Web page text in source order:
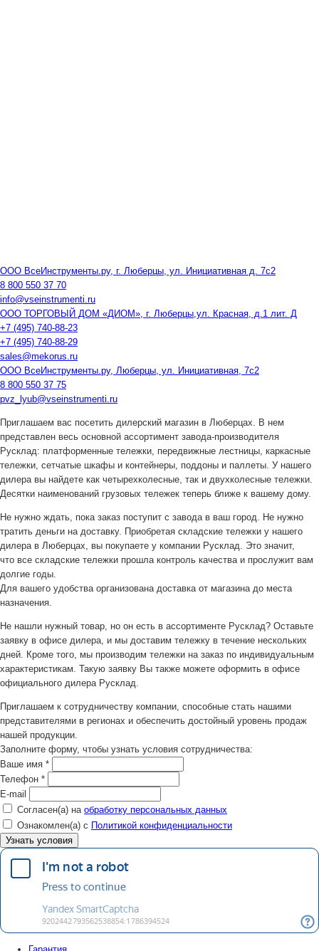
ООО ВсеИнструменты.ру, г. Люберцы, ул. Инициативная д. 7с2
8 800 550 37 70
info@vseinstrumenti.ru
ООО ТОРГОВЫЙ ДОМ «ДИОМ», г. Люберцы,ул. Красная, д.1 лит. Д
+7 (495) 740-88-23
+7 (495) 740-88-29
sales@mekorus.ru
ООО ВсеИнструменты.ру, Люберцы, ул. Инициативная, 7с2
8 800 550 37 75
pvz_lyub@vseinstrumenti.ru
Приглашаем вас посетить дилерский магазин в Люберцах. В нем
представлен весь основной ассортимент завода-производителя
Русклад: платформенные тележки, передвижные лестницы, каркасные
тележки, сетчатые шкафы и контейнеры, поддоны и паллеты. У нашего
дилера вы найдете как четырехколесные, так и двухколесные тележки.
Десятки наименований грузовых тележек теперь ближе к вашему дому.
Не нужно ждать, пока заказ поступит с завода в ваш город. Не нужно
тратить деньги на доставку. Приобретая складские тележки у нашего
дилера в Люберцах, вы покупаете у компании Русклад. Это значит,
что все складские тележки прошла контроль качества и прослужит вам
долгие годы.
Для вашего удобства организована доставка от магазина до места
назначения.
Не нашли нужный товар, но он есть в ассортименте Русклад? Оставьте
заявку в офисе дилера, и мы доставим тележку в течение нескольких
дней. Кроме того, мы производим тележки на заказ по индивидуальным
характеристикам. Такую заявку Вы также можете оформить в офисе
официального дилера Русклад.
Приглашаем к сотрудничеству компании, способные стать нашими
представителями в регионах и обеспечить достойный уровень продаж
нашей продукции.
Заполните форму, чтобы узнать условия сотрудничества:
Ваше имя *
Телефон *
E-mail
Согласен(а) на обработку персональных данных
Ознакомлен(а) с Политикой конфиденциальности